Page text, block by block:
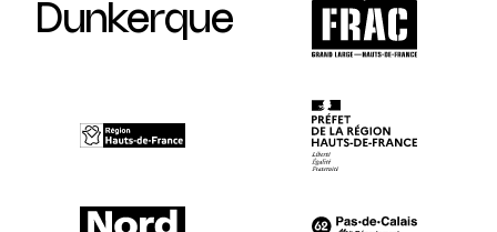
Dunkerque